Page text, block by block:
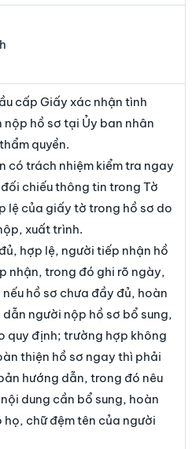
cấp Giấy xác nhận tình
hồ sơ tại Ủy ban nhân
quyền.
có trách nhiệm kiểm tra ngay
chiếu thông tin trong Tờ
lệ của giấy tờ trong hồ sơ do
xuất trình.
hợp lệ, người tiếp nhận hồ
nhận, trong đó ghi rõ ngày,
hồ sơ chưa đầy đủ, hoàn
người nộp hồ sơ bổ sung,
quy định; trường hợp không
thiện hồ sơ ngay thì phải
hướng dẫn, trong đó nêu
dung cần bổ sung, hoàn
họ, chữ đệm tên của người